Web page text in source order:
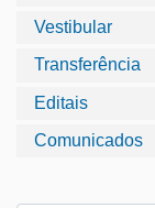
Vestibular
Transferência
Editais
Comunicados